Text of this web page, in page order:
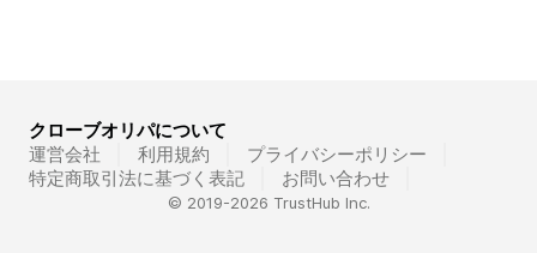
クローブオリパについて
運営会社
利用規約
プライバシーポリシー
特定商取引法に基づく表記
お問い合わせ
© 2019-2026 TrustHub Inc.